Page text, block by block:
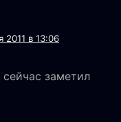
2011 в 13:06
заметил